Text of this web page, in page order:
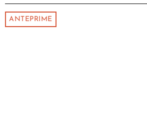
ANTEPRIME